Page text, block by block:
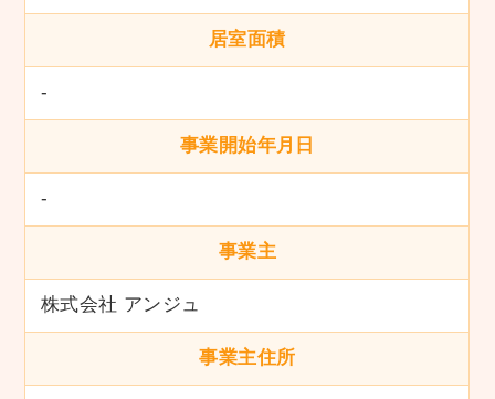
居室面積
-
事業開始年月日
-
事業主
株式会社 アンジュ
事業主住所